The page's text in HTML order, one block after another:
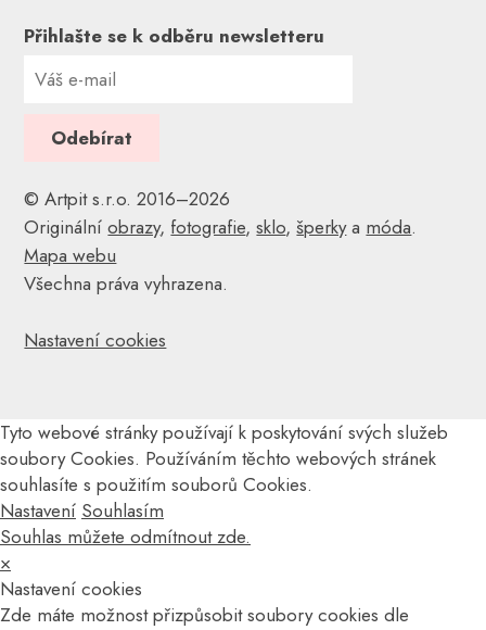
Přihlašte se k odběru newsletteru
© Artpit s.r.o. 2016–2026
Originálníobrazy, fotografie,sklo,šperkya móda.
Mapa webu
Všechna práva vyhrazena.
Nastavení cookies
Tyto webové stránky používají k poskytování svých služeb
soubory Cookies. Používáním těchto webových stránek
souhlasíte s použitím souborů Cookies.
Nastavení Souhlasím
Souhlas můžete odmítnout zde.
×
Nastavení cookies
Zde máte možnost přizpůsobit soubory cookies dle